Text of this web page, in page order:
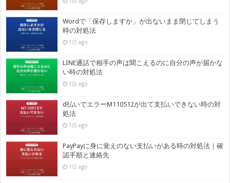
Wordで「保存しますか」が出ないまま閉じてしまう
時の対処法
1日 ago
LINE通話で相手の声は聞こえるのに自分の声が届かな
い時の対処法
1日 ago
d払いでエラーM110512が出て支払いできない時の対
処法
1日 ago
PayPayに身に覚えのない支払いがある時の対処法｜確
認手順と連絡先
1日 ago